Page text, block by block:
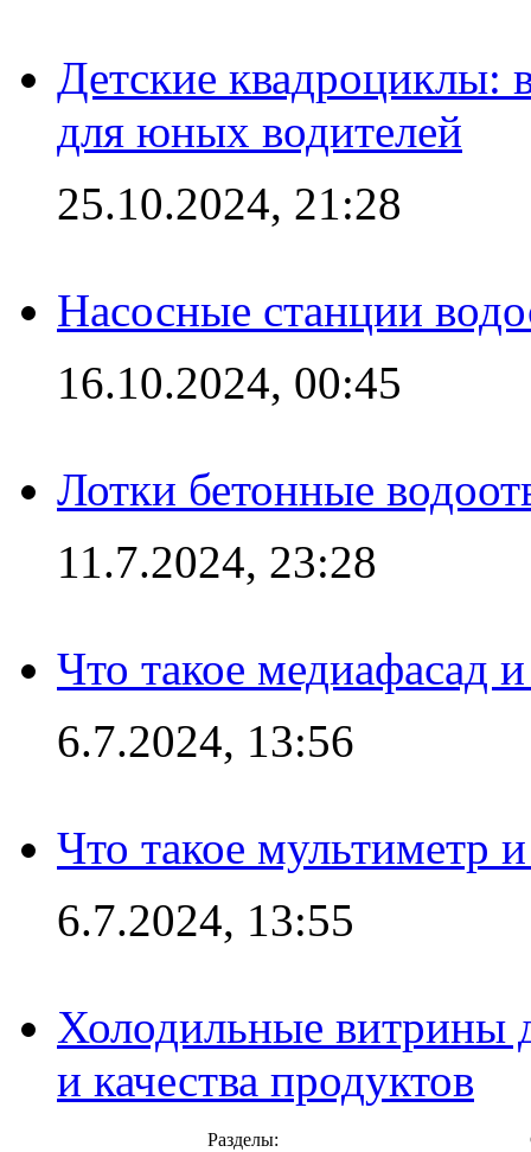
Детские квадроциклы:
для юных водителей
25.10.2024, 21:28
Насосные станции
16.10.2024, 00:45
Лотки бетонные
11.7.2024, 23:28
Что такое медиафасад
6.7.2024, 13:56
Что такое мультиметр
6.7.2024, 13:55
Холодильные витрины
и качества продуктов
Разделы: